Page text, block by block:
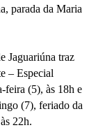
parada da Maria
Jaguariúna traz
– Especial
feira (5), às 18h e
(7), feriado da
22h.